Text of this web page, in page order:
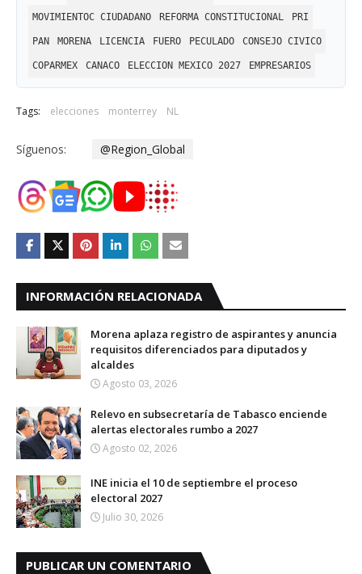
MOVIMIENTOC CIUDADANO REFORMA CONSTITUCIONAL PRI
PAN MORENA LICENCIA FUERO PECULADO CONSEJO CIVICO
COPARMEX CANACO ELECCION MEXICO 2027 EMPRESARIOS
Tags: elecciones monterrey NL
Síguenos: @Region_Global
INFORMACIÓN RELACIONADA
Morena aplaza registro de aspirantes y anuncia
requisitos diferenciados para diputados y
alcaldes
Agosto 03, 2026
Relevo en subsecretaría de Tabasco enciende
alertas electorales rumbo a 2027
Agosto 02, 2026
INE inicia el 10 de septiembre el proceso
electoral 2027
Julio 30, 2026
PUBLICAR UN COMENTARIO